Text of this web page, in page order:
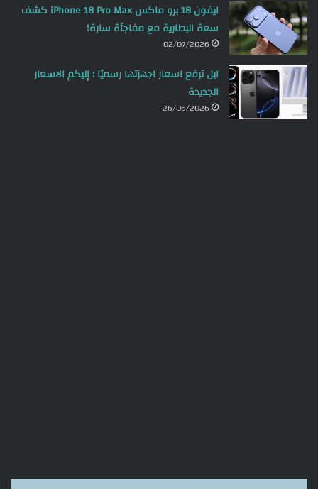
ايفون 18 برو ماكس iPhone 18 Pro Max كشف
سعة البطارية مع مفاجأة سارة!
02/07/2026
ابل ترفع اسعار اجهزتها رسميًا : إليكم الاسعار
الجديدة
26/06/2026